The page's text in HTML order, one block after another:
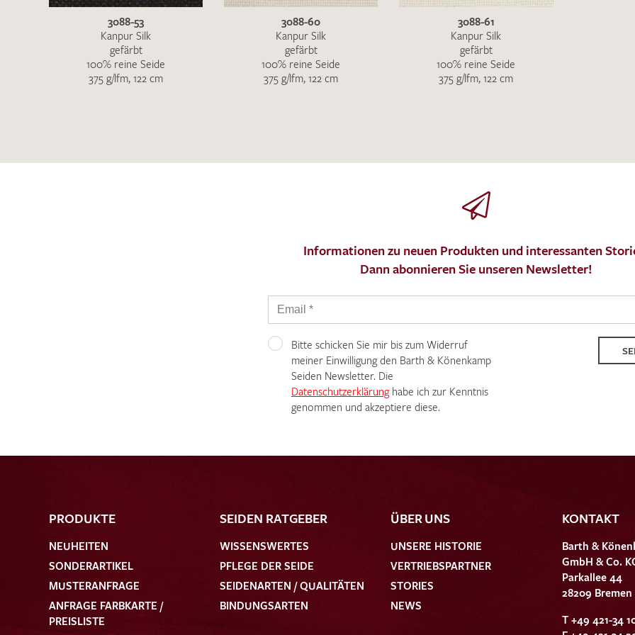
3088-53
Kanpur Silk
gefärbt
100% reine Seide
375 g/lfm, 122 cm
3088-60
Kanpur Silk
gefärbt
100% reine Seide
375 g/lfm, 122 cm
3088-61
Kanpur Silk
gefärbt
100% reine Seide
375 g/lfm, 122 cm
Informationen zu neuen Produkten und interessanten
Dann abonnieren Sie unseren Newsletter!
Bitte schicken Sie mir bis zum Widerruf
meiner Einwilligung den Barth & Könenkamp
Seiden Newsletter. Die
Datenschutzerklärunghabe ich zur Kenntnis
genommen und akzeptiere diese.
PRODUKTE
NEUHEITEN
SONDERARTIKEL
MUSTERANFRAGE
ANFRAGE FARBKARTE /
PREISLISTE
SEIDEN RATGEBER
WISSENSWERTES
PFLEGE DER SEIDE
SEIDENARTEN / QUALITÄTEN
BINDUNGSARTEN
ÜBER UNS
UNSERE HISTORIE
VERTRIEBSPARTNER
STORIES
NEWS
KONTAKT
Barth &
GmbH & Co.
Parkallee 44
28209 Bremen
T +49 421-34